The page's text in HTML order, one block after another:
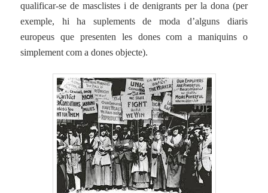
qualificar-se de masclistes i de denigrants per la dona (per
exemple, hi ha suplements de moda d’alguns diaris
europeus que presenten les dones com a maniquins o
simplement com a dones objecte).